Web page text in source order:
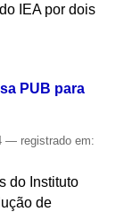
IEA por dois
PUB para
— registrado em:
do Instituto
de